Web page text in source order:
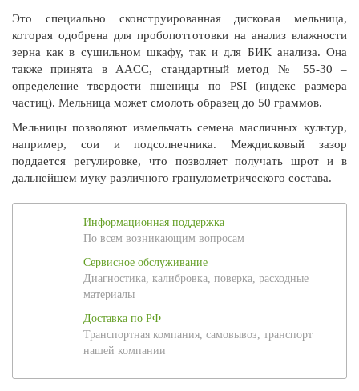
Это специально сконструированная дисковая мельница,
которая одобрена для пробопотготовки на анализ влажности
зерна как в сушильном шкафу, так и для БИК анализа. Она
также принята в AACC, стандартный метод № 55-30 –
определение твердости пшеницы по PSI (индекс размера
частиц). Мельница может смолоть образец до 50 граммов.
Мельницы позволяют измельчать семена масличных культур,
например, сои и подсолнечника. Междисковый зазор
поддается регулировке, что позволяет получать шрот и в
дальнейшем муку различного гранулометрического состава.
Информационная поддержка
По всем возникающим вопросам
Сервисное обслуживание
Диагностика, калибровка, поверка, расходные
материалы
Доставка по РФ
Транспортная компания, самовывоз, транспорт
нашей компании